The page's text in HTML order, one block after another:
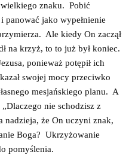
znaku. Pobić
jako wypełnienie
Ale kiedy On zaczął
na krzyż, to to już był koniec.
ponieważ potępił ich
swojej mocy przeciwko
mesjańskiego planu. A
nie schodzisz z
nadzieja, że On uczyni znak,
Boga? Ukrzyżowanie
pomyślenia.